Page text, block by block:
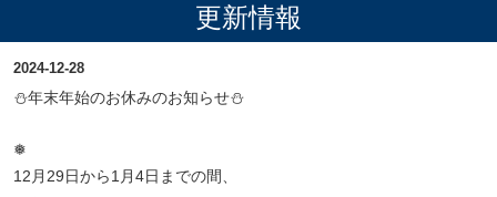
更新情報
2024-12-28
⛄年末年始のお休みのお知らせ⛄
❅
12月29日から1月4日までの間、